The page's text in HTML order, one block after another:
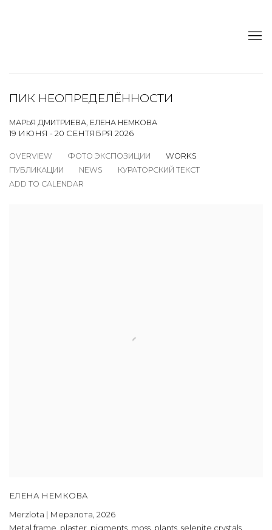
ПИК НЕОПРЕДЕЛЁННОСТИ
МАРЬЯ ДМИТРИЕВА, ЕЛЕНА НЕМКОВА
19 ИЮНЯ - 20 СЕНТЯБРЯ 2026
OVERVIEW ФОТО ЭКСПОЗИЦИИ
WORKS
ПУБЛИКАЦИИ
NEWS
КУРАТОРСКИЙ ТЕКСТ
ADD TO CALENDAR
ЕЛЕНА НЕМКОВА
Merzlota | Мерзлота, 2026